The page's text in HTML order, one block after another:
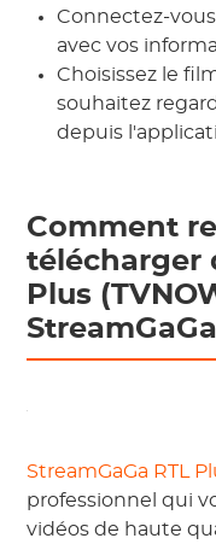
Connectez-vous
avec vos
Choisissez le
souhaitez
depuis
Comment
télécharger
Plus
StreamGaGa RTL
professionnel qui
vidéos de haute